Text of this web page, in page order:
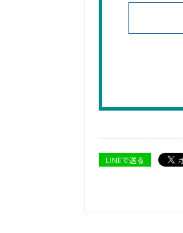
LINEで送る